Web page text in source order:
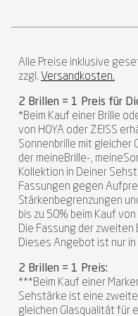
Alle Preise inklusive
zzgl. Versandkosten.
2 Brillen = 1 Preis für
*Beim Kauf einer Brille
von HOYA oder ZEISS
Sonnenbrille mit gleicher
der meineBrille-,
Kollektion in Deiner
Fassungen gegen
Stärkenbegrenzungen
bis zu 50% beim Kauf
Die Fassung der
Dieses Angebot ist nur in
2 Brillen = 1 Preis:
***Beim Kauf einer
Sehstärke ist eine
gleichen Glasqualität für